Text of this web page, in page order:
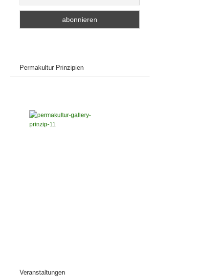
Permakultur Prinzipien
Veranstaltungen